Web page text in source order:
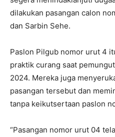
dilakukan pasangan calon
dan Sarbin Sehe.
Paslon Pilgub nomor urut 4
praktik curang saat
2024. Mereka juga
pasangan tersebut dan
tanpa keikutsertaan paslon
“Pasangan nomor urut 04